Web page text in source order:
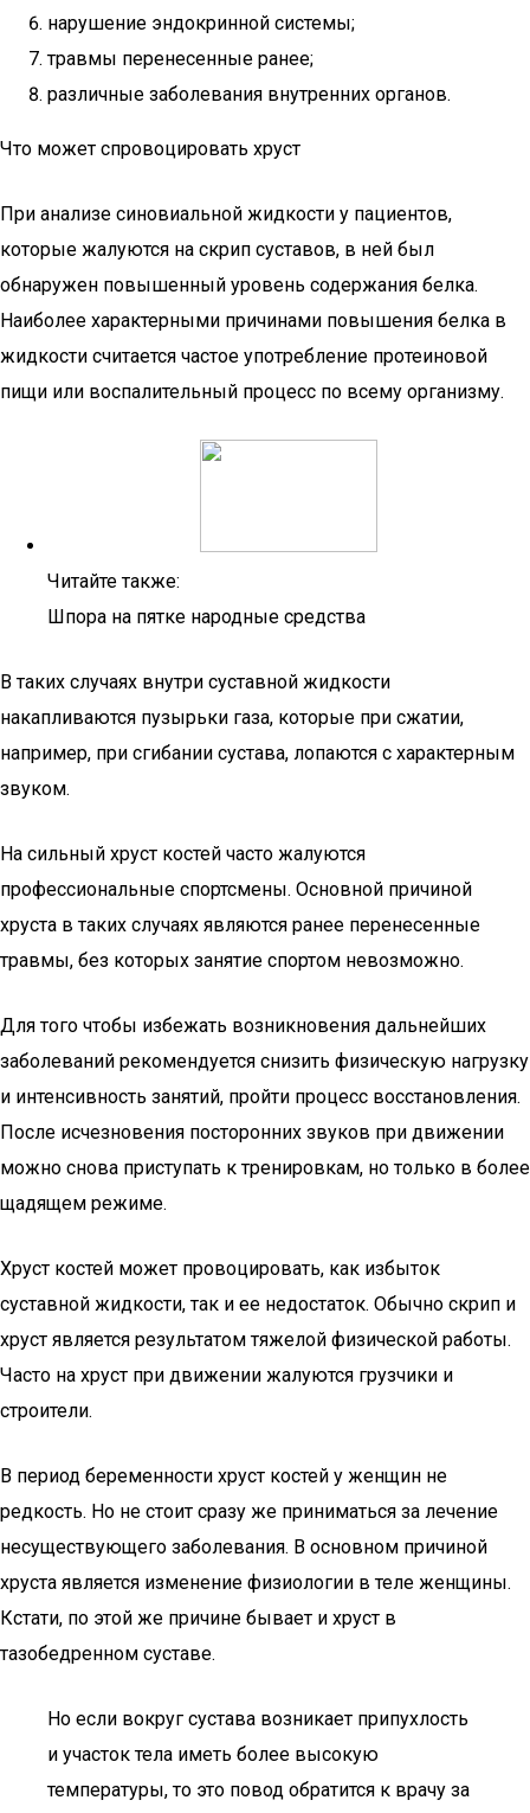
нарушение эндокринной системы;
травмы перенесенные ранее;
различные заболевания внутренних органов.
Что может спровоцировать хруст
При анализе синовиальной жидкости у пациентов,
которые жалуются на скрип суставов, в ней был
обнаружен повышенный уровень содержания белка.
Наиболее характерными причинами повышения белка в
жидкости считается частое употребление протеиновой
пищи или воспалительный процесс по всему организму.
Читайте также:
Шпора на пятке народные средства
В таких случаях внутри суставной жидкости
накапливаются пузырьки газа, которые при сжатии,
например, при сгибании сустава, лопаются с характерным
звуком.
На сильный хруст костей часто жалуются
профессиональные спортсмены. Основной причиной
хруста в таких случаях являются ранее перенесенные
травмы, без которых занятие спортом невозможно.
Для того чтобы избежать возникновения дальнейших
заболеваний рекомендуется снизить физическую нагрузку
и интенсивность занятий, пройти процесс восстановления.
После исчезновения посторонних звуков при движении
можно снова приступать к тренировкам, но только в более
щадящем режиме.
Хруст костей может провоцировать, как избыток
суставной жидкости, так и ее недостаток. Обычно скрип и
хруст является результатом тяжелой физической работы.
Часто на хруст при движении жалуются грузчики и
строители.
В период беременности хруст костей у женщин не
редкость. Но не стоит сразу же приниматься за лечение
несуществующего заболевания. В основном причиной
хруста является изменение физиологии в теле женщины.
Кстати, по этой же причине бывает и хруст в
тазобедренном суставе.
Но если вокруг сустава возникает припухлость
и участок тела иметь более высокую
температуры, то это повод обратится к врачу за